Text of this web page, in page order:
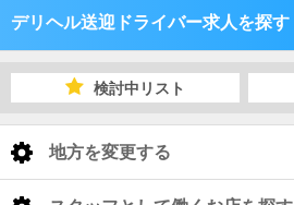
デリヘル送迎ドライバー求人を探す
宮城県
検討中リスト
地方を変更する